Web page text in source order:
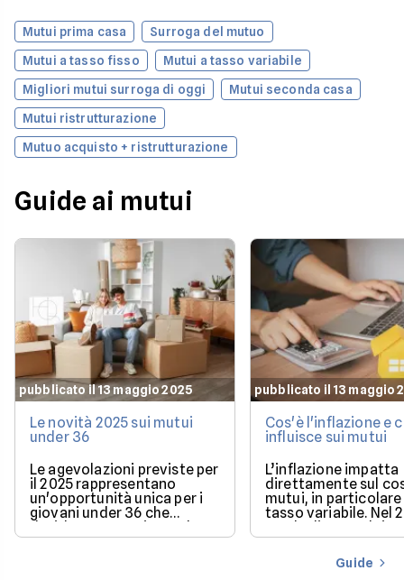
Mutui prima casa
Surroga del mutuo
Mutui a tasso fisso
Mutui a tasso variabile
Migliori mutui surroga di oggi
Mutui seconda casa
Mutui ristrutturazione
Mutuo acquisto + ristrutturazione
Guide ai mutui
pubblicato il 13 maggio 2025
Le novità 2025 sui mutui
under 36
Le agevolazioni previste per
il 2025 rappresentano
un'opportunità unica per i
giovani under 36 che
desiderano acquistare la
loro prima casa.
pubblicato il 13 maggio
Cos'è l'inflazione e
influisce sui mutui
L’inflazione impatta
direttamente sul
mutui, in particolare
tasso variabile. Nel
con la discesa dei
il mercato offre
più favorevoli per
finanziareGuide